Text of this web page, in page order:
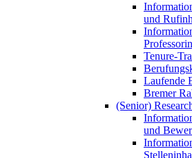
und
Tenure-
Laufende
Bremer
(Senior)
und